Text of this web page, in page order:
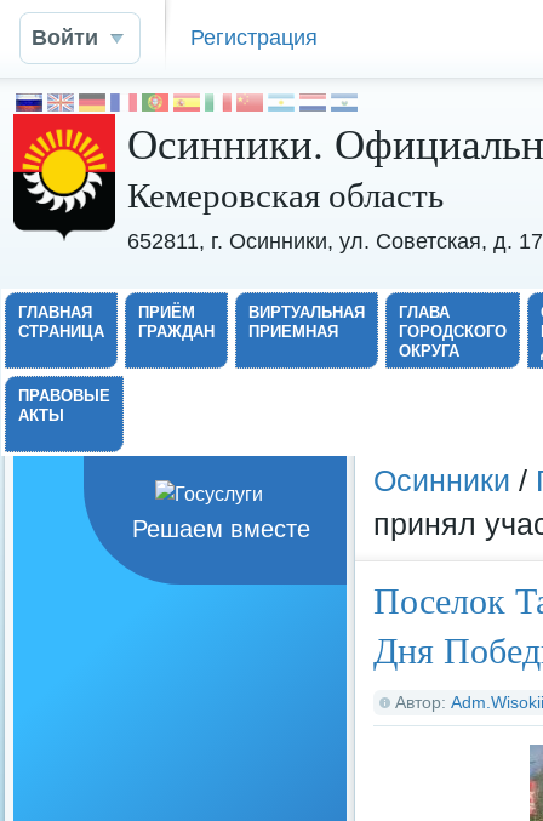
Войти Регистрация
Осинники.
Кемеровская область
652811, г. Осинники, ул. Советская, д.
ГЛАВНАЯ
СТРАНИЦА
ПРИЁМ
ГРАЖДАН
ВИРТУАЛЬНАЯ
ПРИЕМНАЯ
ГЛАВА
ГОРОДСКОГО
ОКРУГА
ПРАВОВЫЕ
АКТЫ
Осинники /
принял
Поселок
Дня
Автор: Adm.Wisokii
Решаем вместе